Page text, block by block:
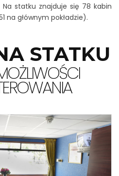
Na statku znajduje się 78 kabin
na głównym pokładzie).
STATKU